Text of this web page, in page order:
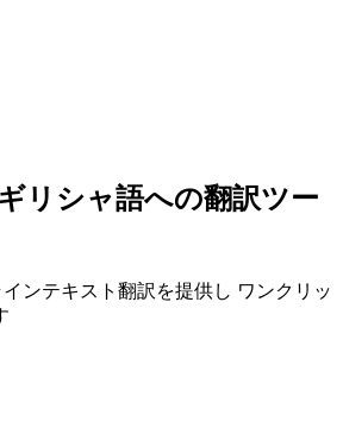
リシャ語への翻訳ツー
ンテキスト翻訳を提供し ワンクリッ